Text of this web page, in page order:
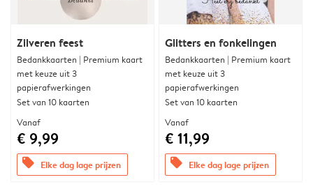
Zilveren feest
Bedankkaarten | Premium kaart
met keuze uit 3
papierafwerkingen
Set van 10 kaarten
Vanaf
€ 9,99
offers Elke dag lage prijzen
Glitters en fonkelingen
Bedankkaarten | Premium kaart
met keuze uit 3
papierafwerkingen
Set van 10 kaarten
Vanaf
€ 11,99
offers Elke dag lage prijzen